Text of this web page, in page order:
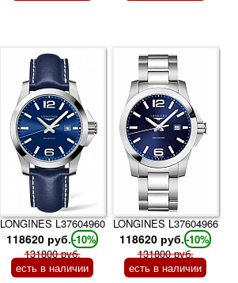
LONGINES L37604960
118620 руб.-10%
131800 руб.
есть в наличии
LONGINES L37604966
118620 руб.-10%
131800 руб.
есть в наличии